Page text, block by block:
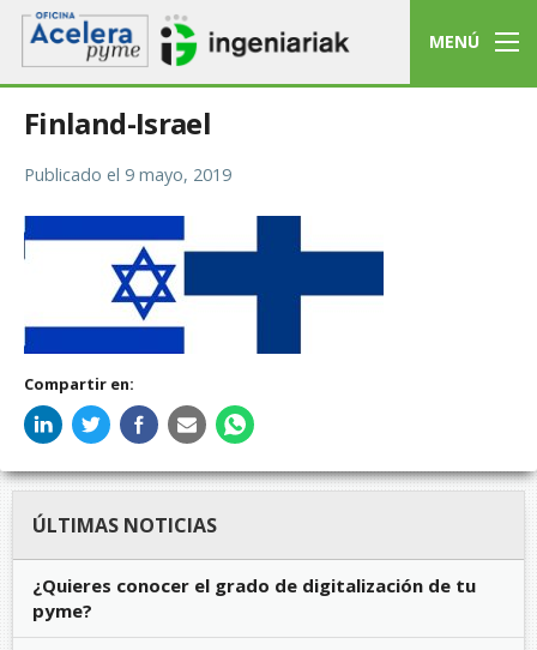
MENÚ
Finland-Israel
Publicado el 9 mayo, 2019
Compartir en:
ÚLTIMAS NOTICIAS
¿Quieres conocer el grado de digitalización de tu
pyme?